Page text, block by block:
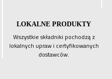
LOKALNE PRODUKTY
Wszystkie składniki pochodzą z
lokalnych upraw i certyfikowanych
dostawców.